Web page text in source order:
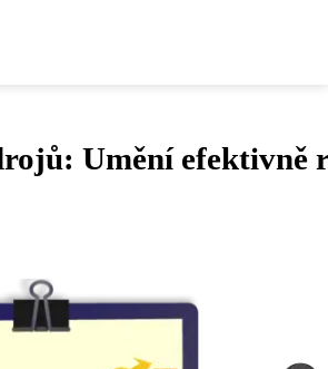
Umění efektivně